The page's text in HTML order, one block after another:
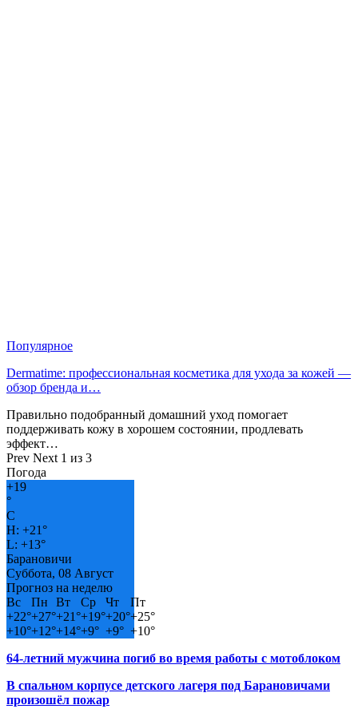
Популярное
Dermatime: профессиональная косметика для ухода за кожей —
обзор бренда и…
Правильно подобранный домашний уход помогает
поддерживать кожу в хорошем состоянии, продлевать
эффект…
Prev Next 1 из 3
Погода
+19
°
C
H: +21°
L: +13°
Барановичи
Суббота, 08 Август
Прогноз на неделю
Вс
Пн Вт Ср Чт
Пт
+22°+27°+21°+19°+20°+25°
+10°+12°+14°+9° +9° +10°
64-летний мужчина погиб во время работы с мотоблоком
В спальном корпусе детского лагеря под Барановичами
произошёл пожар